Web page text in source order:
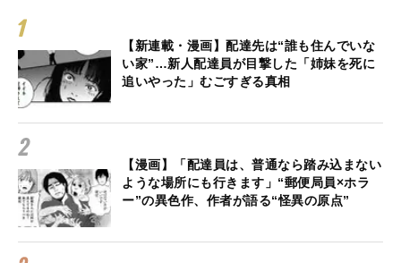
【新連載・漫画】配達先は“誰も住んでいな
い家”…新人配達員が目撃した「姉妹を死に
追いやった」むごすぎる真相
【漫画】「配達員は、普通なら踏み込まない
ような場所にも行きます」“郵便局員×ホラ
ー”の異色作、作者が語る“怪異の原点”